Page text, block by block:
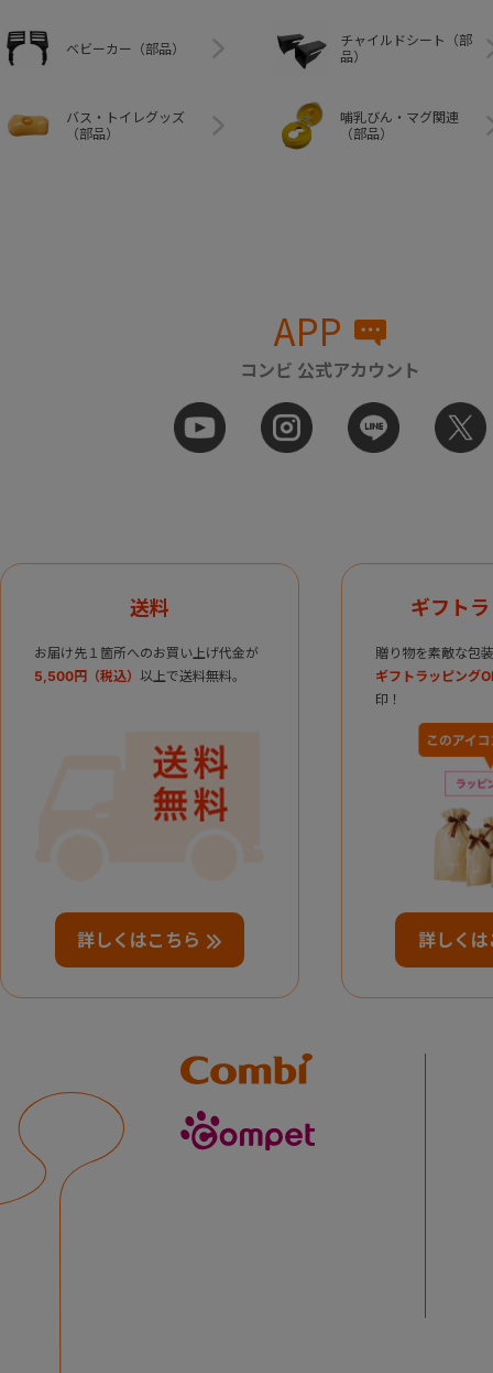
ベビーカー（部品）
チャイルドシート（部
品）
バス・トイレグッズ
（部品）
哺乳びん・マグ関連
（部品）
APP
コンビ 公式アカウント
送料
お届け先１箇所へのお買い上げ代金が
5,500円（税込） 以上で送料無料。
詳しくはこちら
ギフト
贈り物を素敵な包
ギフトラッピング
印！
詳しくは
Combi